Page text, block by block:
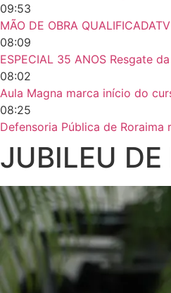
09:53
MÃO DE OBRA
08:09
ESPECIAL 35 ANOS Resgate
08:02
Aula Magna marca início do
08:25
Defensoria Pública de
JUBILEU DE